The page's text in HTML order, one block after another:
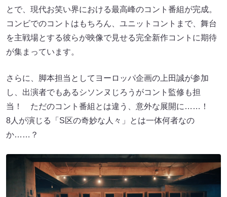
とで、現代お笑い界における最高峰のコント番組が完成。
コンビでのコントはもちろん、ユニットコントまで、舞台
を主戦場とする彼らが映像で見せる完全新作コントに期待
が集まっています。
さらに、脚本担当としてヨーロッパ企画の上田誠が参加
し、出演者でもあるシソンヌじろうがコント監修も担
当！ ただのコント番組とは違う、意外な展開に……！
8人が演じる「S区の奇妙な人々」とは一体何者なの
か……？